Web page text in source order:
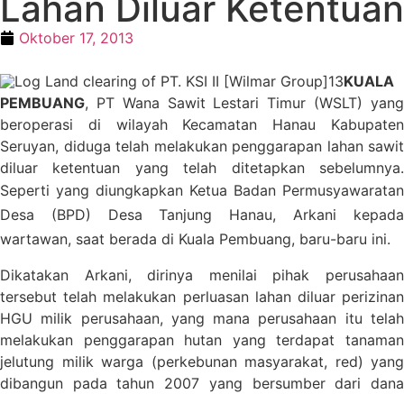
Oktober 17, 2013
KUALA
PEMBUANG, PT Wana Sawit Lestari Timur (WSLT) yang
beroperasi di wilayah Kecamatan Hanau Kabupaten
Seruyan, diduga telah melakukan penggarapan lahan sawit
diluar ketentuan yang telah ditetapkan sebelumnya.
Seperti yang diungkapkan Ketua Badan Permusyawaratan
Desa (BPD) Desa Tanjung Hanau, Arkani kepada
wartawan, saat berada di Kuala Pembuang, baru-baru ini.
Dikatakan Arkani, dirinya menilai pihak perusahaan
tersebut telah melakukan perluasan lahan diluar perizinan
HGU milik perusahaan, yang mana perusahaan itu telah
melakukan penggarapan hutan yang terdapat tanaman
jelutung milik warga (perkebunan masyarakat, red) yang
dibangun pada tahun 2007 yang bersumber dari dana